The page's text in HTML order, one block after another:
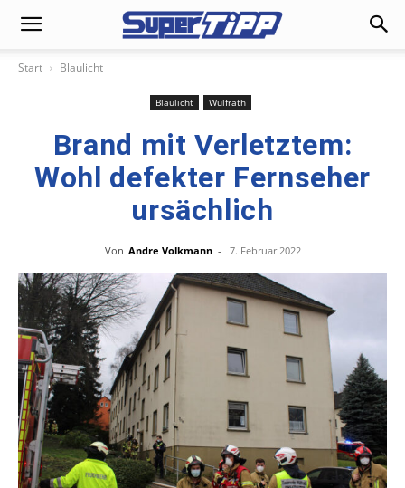
Start Blaulicht
Blaulicht Wülfrath
Brand mit Verletztem:
Wohl defekter Fernseher
ursächlich
Von Andre Volkmann - 7. Februar 2022